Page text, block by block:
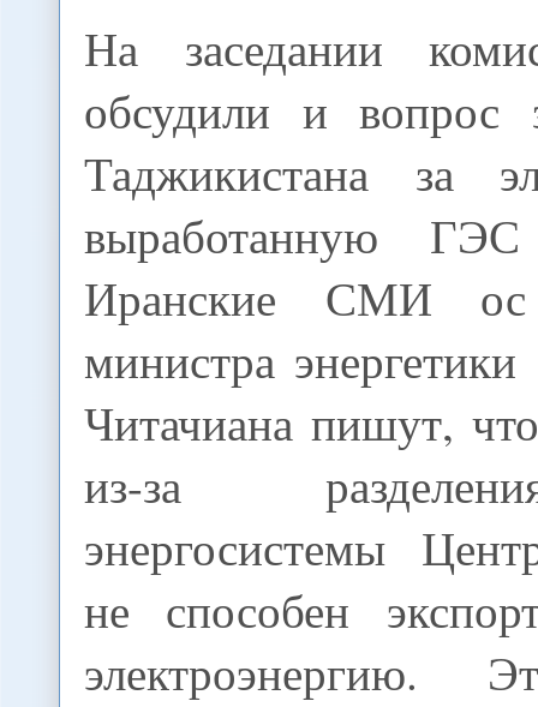
На заседании
обсудили и вопрос
Таджикистана за
выработанную ГЭС
Иранские СМИ
министра
Читачиана пишут,
из-за
энергосистемы
не способен